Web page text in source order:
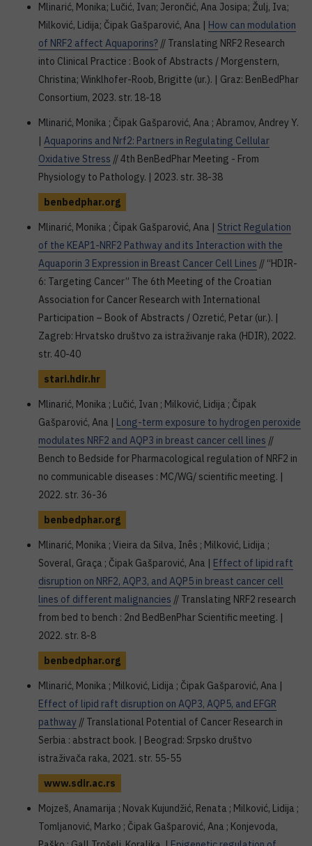
Mlinarić, Monika; Lučić, Ivan; Jerončić, Ana Josipa; Žulj, Iva;
Milković, Lidija; Čipak Gašparović, Ana | How can modulation
of NRF2 affect Aquaporins? // Translating NRF2 Research
into Clinical Practice : Book of Abstracts / Morgenstern,
Christina; Winklhofer-Roob, Brigitte (ur.). | Graz: BenBedPhar
Consortium, 2023. str. 18-18
Mlinarić, Monika ; Čipak Gašparović, Ana ; Abramov, Andrey Y.
| Aquaporins and Nrf2: Partners in Regulating Cellular
Oxidative Stress // 4th BenBedPhar Meeting - From
Physiology to Pathology. | 2023. str. 38-38
benbedphar.org
Mlinarić, Monika ; Čipak Gašparović, Ana | Strict Regulation
of the KEAP1-NRF2 Pathway and its Interaction with the
Aquaporin 3 Expression in Breast Cancer Cell Lines // “HDIR-
6: Targeting Cancer” The 6th Meeting of the Croatian
Association for Cancer Research with International
Participation – Book of Abstracts / Ozretić, Petar (ur.). |
Zagreb: Hrvatsko društvo za istraživanje raka (HDIR), 2022.
str. 40-40
stari.hdir.hr
Mlinarić, Monika ; Lučić, Ivan ; Milković, Lidija ; Čipak
Gašparović, Ana | Long-term exposure to hydrogen peroxide
modulates NRF2 and AQP3 in breast cancer cell lines //
Bench to Bedside for Pharmacological regulation of NRF2 in
no communicable diseases : MC/WG/ scientific meeting. |
2022. str. 36-36
benbedphar.org
Mlinarić, Monika ; Vieira da Silva, Inês ; Milković, Lidija ;
Soveral, Graça ; Čipak Gašparović, Ana | Effect of lipid raft
disruption on NRF2, AQP3, and AQP5 in breast cancer cell
lines of different malignancies // Translating NRF2 research
from bed to bench : 2nd BedBenPhar Scientific meeting. |
2022. str. 8-8
benbedphar.org
Mlinarić, Monika ; Milković, Lidija ; Čipak Gašparović, Ana |
Effect of lipid raft disruption on AQP3, AQP5, and EFGR
pathway // Translational Potential of Cancer Research in
Serbia : abstract book. | Beograd: Srpsko društvo
istraživača raka, 2021. str. 55-55
www.sdir.ac.rs
Mojzeš, Anamarija ; Novak Kujundžić, Renata ; Milković, Lidija ;
Tomljanović, Marko ; Čipak Gašparović, Ana ; Konjevoda,